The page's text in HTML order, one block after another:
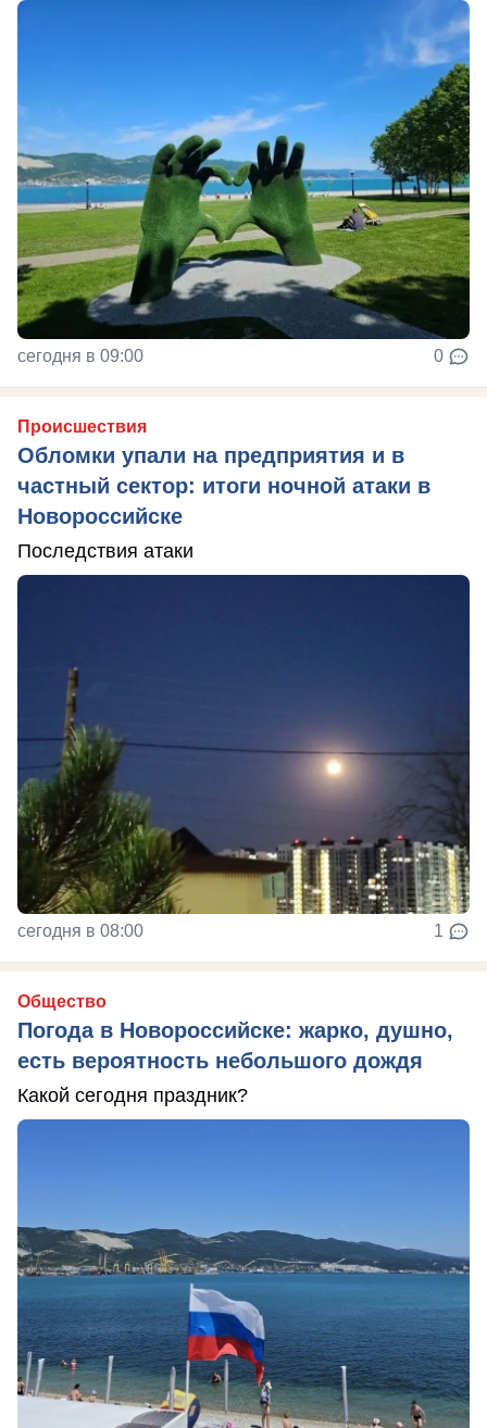
сегодня в 09:00 0
Происшествия
Обломки упали на предприятия и в
частный сектор: итоги ночной атаки в
Новороссийске
Последствия атаки
сегодня в 08:00 1
Общество
Погода в Новороссийске: жарко, душно,
есть вероятность небольшого дождя
Какой сегодня праздник?